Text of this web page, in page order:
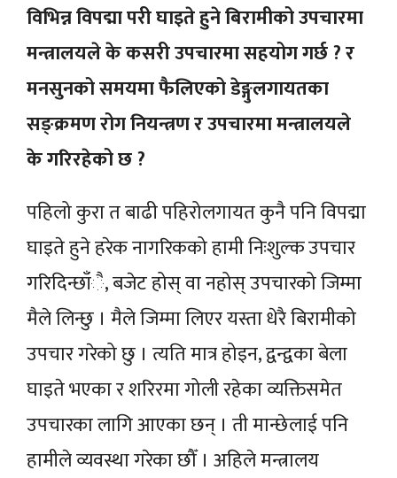
विभिन्न विपद्मा परी घाइते हुने बिरामीको उपचारमा
मन्त्रालयले के कसरी उपचारमा सहयोग गर्छ ? र
मनसुनको समयमा फैलिएको डेङ्गुलगायतका
सङ्क्रमण रोग नियन्त्रण र उपचारमा मन्त्रालयले
के गरिरहेको छ ?
पहिलो कुरा त बाढी पहिरोलगायत कुनै पनि विपद्मा
घाइते हुने हरेक नागरिकको हामी निःशुल्क उपचार
गरिदिन्छाँै, बजेट होस् वा नहोस् उपचारको जिम्मा
मैले लिन्छु । मैले जिम्मा लिएर यस्ता धेरै बिरामीको
उपचार गरेको छु । त्यति मात्र होइन, द्वन्द्वका बेला
घाइते भएका र शरिरमा गोली रहेका व्यक्तिसमेत
उपचारका लागि आएका छन् । ती मान्छेलाई पनि
हामीले व्यवस्था गरेका छौँ । अहिले मन्त्रालय